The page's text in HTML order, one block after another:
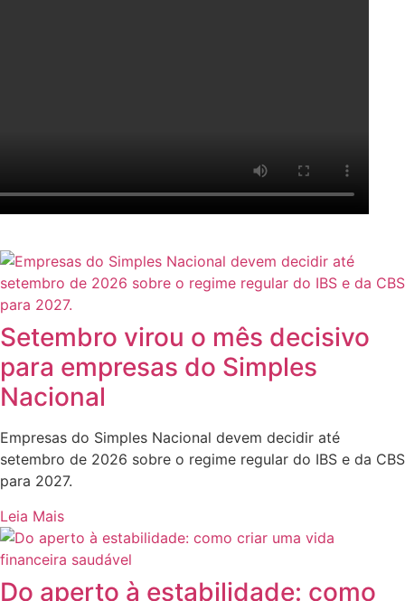
Setembro virou o mês decisivo
para empresas do Simples
Nacional
Empresas do Simples Nacional devem decidir até
setembro de 2026 sobre o regime regular do IBS e da CBS
para 2027.
Leia Mais
Do aperto à estabilidade: como